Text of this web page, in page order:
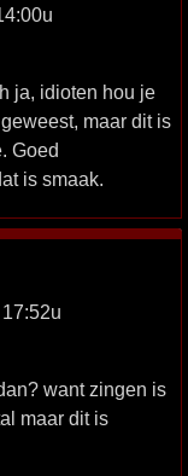
ja, idioten hou je
maar dit is
Goed
is smaak.
want zingen is
maar dit is